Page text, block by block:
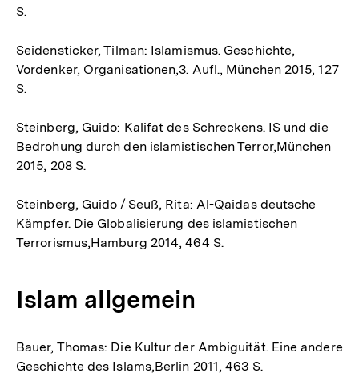
S.
Seidensticker, Tilman: Islamismus. Geschichte,
Vordenker, Organisationen,3. Aufl., München 2015, 127
S.
Steinberg, Guido: Kalifat des Schreckens. IS und die
Bedrohung durch den islamistischen Terror,München
2015, 208 S.
Steinberg, Guido / Seuß, Rita: Al-Qaidas deutsche
Kämpfer. Die Globalisierung des islamistischen
Terrorismus,Hamburg 2014, 464 S.
Islam allgemein
Bauer, Thomas: Die Kultur der Ambiguität. Eine andere
Geschichte des Islams,Berlin 2011, 463 S.